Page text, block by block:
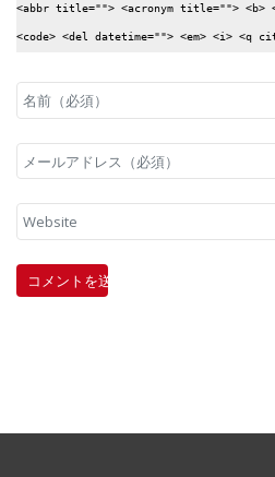
<abbr title=""> <acronym title=""> <b>
<code> <del datetime=""> <em> <i> <q